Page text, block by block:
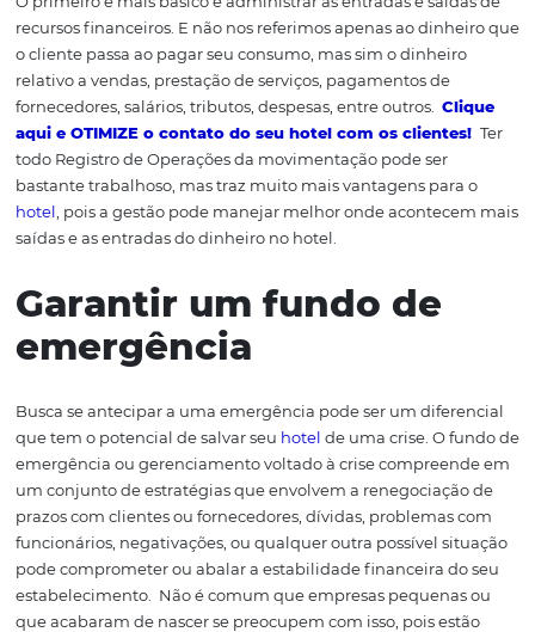
seja possível. Para que esse procedimento seja
hotel são necessários alguns cuidados, listamos abaixo.
Gerenciar Fluxo de
O primeiro e mais básico é administrar as entradas e
recursos financeiros. E não nos referimos apenas ao
relativo a vendas, prestação de serviços, pagamentos de
fornecedores, salários, tributos, despesas, entre outros.
aqui e OTIMIZE o contato do seu hotel com os
bastante trabalhoso, mas traz muito mais vantagens
hotel, pois a gestão pode manejar melhor onde
saídas e as entradas do dinheiro no hotel.
Garantir um fundo de
emergência